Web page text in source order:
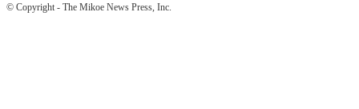
© Copyright - The Mikoe News Press, Inc.